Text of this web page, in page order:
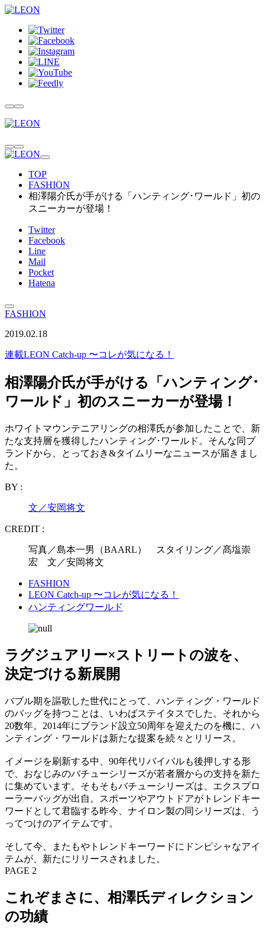
TOP
FASHION
相澤陽介氏が手がける「ハンティング･ワールド」初の
スニーカーが登場！
Twitter
Facebook
Line
Mail
Pocket
Hatena
FASHION
2019.02.18
連載LEON Catch-up 〜コレが気になる！
相澤陽介氏が手がける「ハンティング･
ワールド」初のスニーカーが登場！
ホワイトマウンテニアリングの相澤氏が参加したことで、新
たな支持層を獲得したハンティング･ワールド。そんな同ブ
ランドから、とっておき&タイムリーなニュースが届きまし
た。
BY :
文／安岡将文
CREDIT :
写真／島本一男（BAARL） スタイリング／髙塩崇
宏 文／安岡将文
FASHION
LEON Catch-up 〜コレが気になる！
ハンティングワールド
ラグジュアリー×ストリートの波を、
決定づける新展開
バブル期を謳歌した世代にとって、ハンティング・ワールド
のバッグを持つことは、いわばステイタスでした。それから
20数年。2014年にブランド設立50周年を迎えたのを機に、ハ
ンティング・ワールドは新たな提案を続々とリリース。
イメージを刷新する中、90年代リバイバルも後押しする形
で、おなじみのバチューシリーズが若者層からの支持を新た
に集めています。そもそもバチューシリーズは、エクスプロ
ーラーバッグが出自。スポーツやアウトドアがトレンドキー
ワードとして君臨する昨今、ナイロン製の同シリーズは、う
ってつけのアイテムです。
そして今、またもやトレンドキーワードにドンピシャなアイ
テムが、新たにリリースされました。
PAGE 2
これぞまさに、相澤氏ディレクション
の功績